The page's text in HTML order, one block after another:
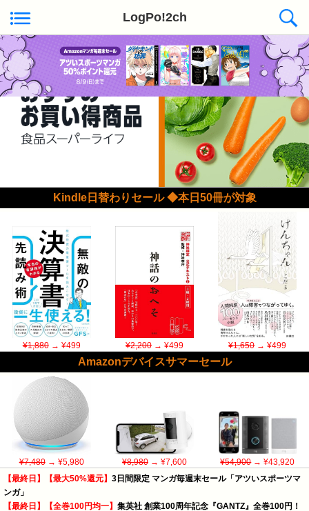
LogPo!2ch
Kindle日替わりセール ◆本日50冊が対象
¥1,880→ ¥499 ¥2,200→ ¥499 ¥1,650→ ¥499
Amazonデバイスサマーセール
¥7,480→ ¥5,980 ¥8,980→ ¥7,600 ¥54,900→ ¥43,920
【最終日】【最大50%還元】 3日間限定 マンガ毎週末セール「アツいスポーツマ
ンガ」
【最終日】【全巻100円均一】 集英社 創業100周年記念『GANTZ』全巻100円！